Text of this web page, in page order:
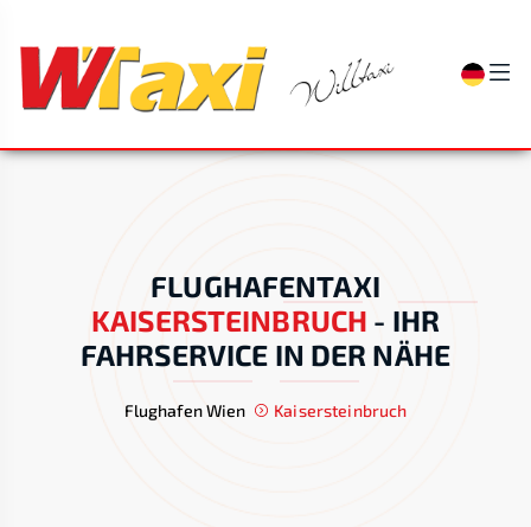
FLUGHAFENTAXI
KAISERSTEINBRUCH - IHR
FAHRSERVICE IN DER NÄHE
Flughafen Wien Kaisersteinbruch